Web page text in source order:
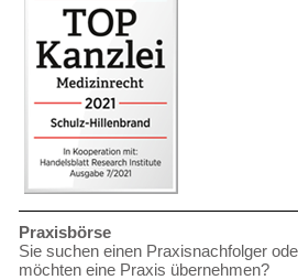
Praxisbörse
Sie suchen einen Praxisnachfolger
möchten eine Praxis übernehmen?